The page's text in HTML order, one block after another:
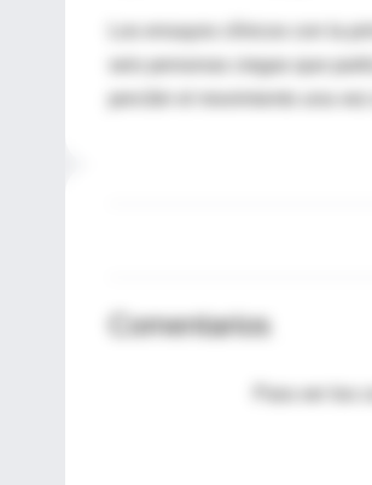
Los ensayos clínicos con la
seis personas ciegas que
Comentarios
Para ver los